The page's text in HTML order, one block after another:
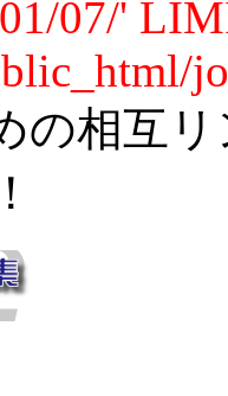
07/'
の相互